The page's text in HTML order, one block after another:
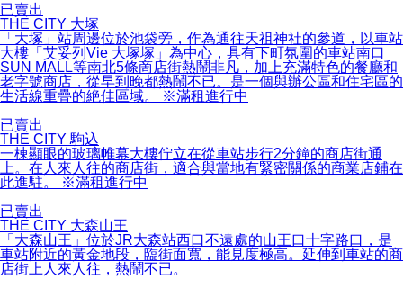
已賣出
THE CITY 大塚
「大塚」站周邊位於池袋旁，作為通往天祖神社的參道，以車站
大樓「艾妥列Vie 大塚塚」為中心，具有下町氛圍的車站南口
SUN MALL等南北5條啇店街熱鬧非凡，加上充滿特色的餐廳和
老字號商店，從早到晚都熱鬧不已。是一個與辦公區和住宅區的
生活線重疊的絶佳區域。 ※滿租進行中
已賣出
THE CITY 駒込
一棟顯眼的玻璃帷幕大樓佇立在從車站步行2分鐘的商店街通
上。在人來人往的商店街，適合與當地有緊密關係的商業店鋪在
此進駐。 ※滿租進行中
已賣出
THE CITY 大森山王
「大森山王」位於JR大森站西口不遠處的山王口十字路口，是
車站附近的黃金地段，臨街面寬，能見度極高。延伸到車站的商
店街上人來人往，熱鬧不已。